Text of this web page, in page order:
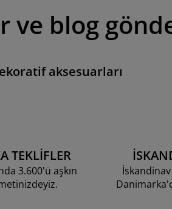
ve blog
aksesuarları
TEKLİFLER
3.600'ü aşkın